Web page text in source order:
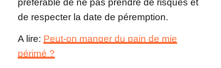
de respecter la date de péremption.
A lire: Peut-on manger du pain de mie
périmé ?